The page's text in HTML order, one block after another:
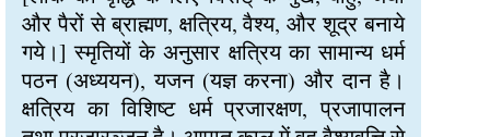
और पैरों से ब्राह्मण, क्षत्रिय, वैश्य, और शूद्र बनाये
गये।] स्मृतियों के अनुसार क्षत्रिय का सामान्य धर्म
पठन (अध्ययन), यजन (यज्ञ करना) और दान है।
क्षत्रिय का विशिष्ट धर्म प्रजारक्षण, प्रजापालन